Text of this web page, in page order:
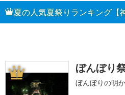
夏の人気夏祭りランキング【
1 ぼんぼり
ぼんぼりの明